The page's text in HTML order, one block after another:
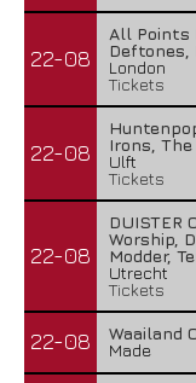
22-08
All Points
Deftones,
London
Tickets
22-08
Irons,
Ulft
Tickets
22-08
DUISTER
Worship,
Modder,
Utrecht
Tickets
22-08
Waailand
Made